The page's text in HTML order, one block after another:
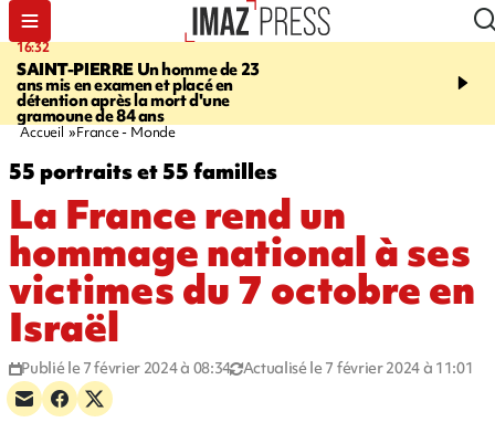
16:32
SAINT-PIERREUn homme de 23
ans mis en examen et placé en
détention après la mort d'une
gramoune de 84 ans
21:08
et Turquie scellent un
Accueil France - Monde
55 portraits et 55 familles
La France rend un
hommage national à ses
victimes du 7 octobre en
Israël
Publié le 7 février 2024 à 08:34 Actualisé le 7 février 2024 à 11:01